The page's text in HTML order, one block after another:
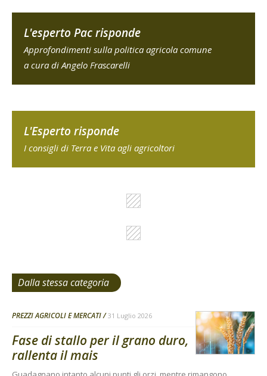
L'esperto Pac risponde
Approfondimenti sulla politica agricola comune
a cura di Angelo Frascarelli
L'Esperto risponde
I consigli di Terra e Vita agli agricoltori
Dalla stessa categoria
PREZZI AGRICOLI E MERCATI 31 Luglio 2026
Fase di stallo per il grano duro,
rallenta il mais